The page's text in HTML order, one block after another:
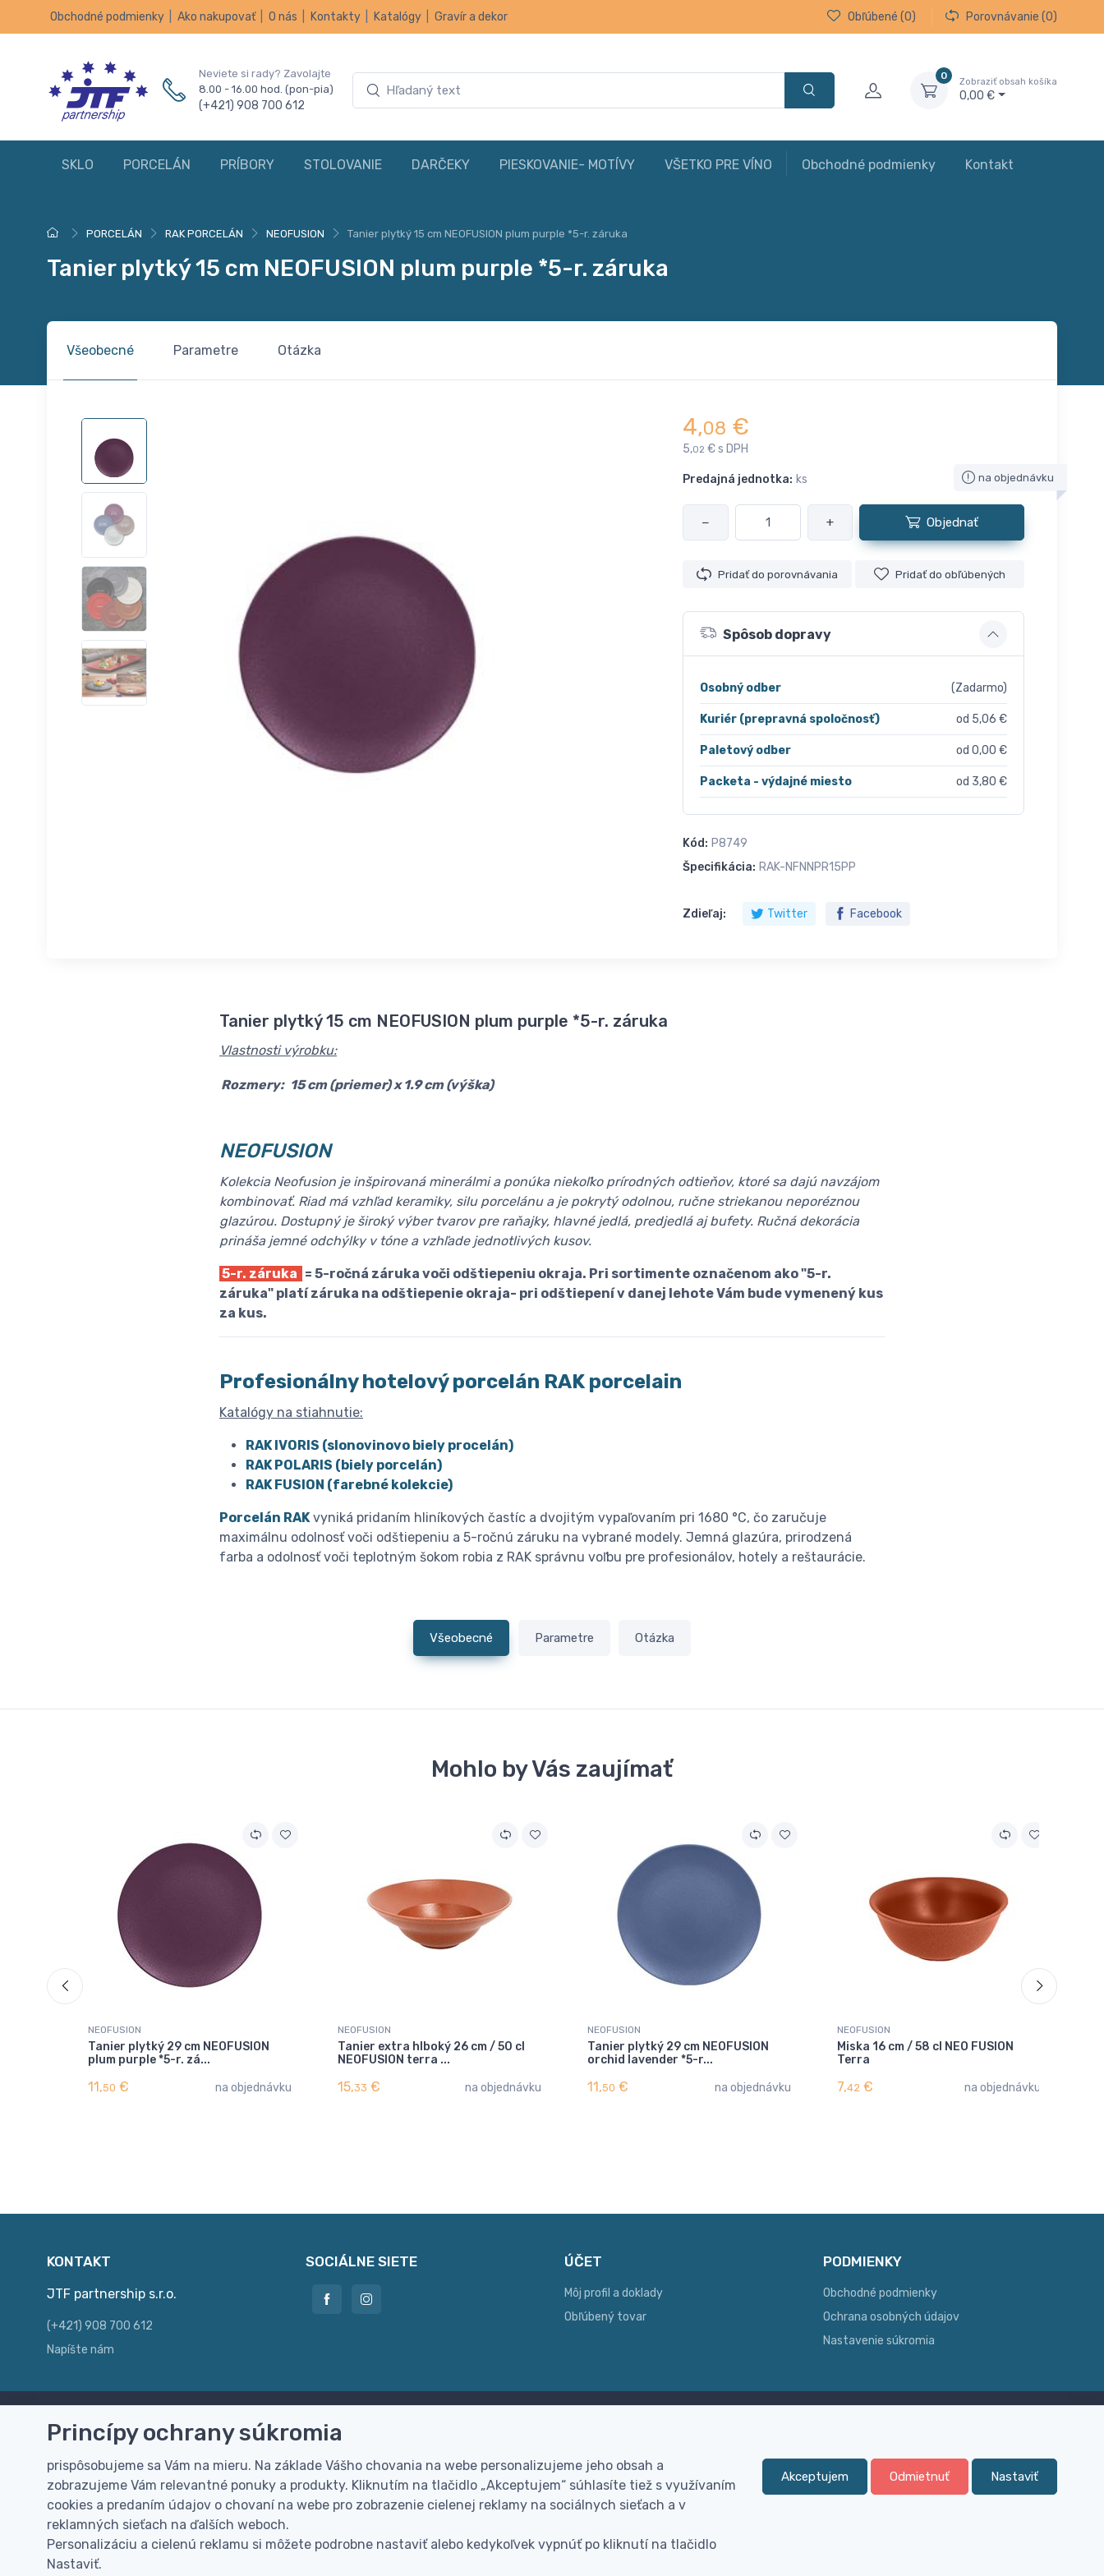
Obchodné podmienky Ako nakupovať O nás Kontakty Katalógy Gravír a dekor Obľúbené (0) Porovnávanie (0)
Neviete si rady? Zavolajte
8.00 - 16.00 hod. (pon-pia)
(+421) 908 700 612
0
Zobraziť obsah košíka
0,00 €
SKLO PORCELÁN PRÍBORY STOLOVANIE DARČEKY PIESKOVANIE- MOTÍVY VŠETKO PRE VÍNO Obchodné podmienky Kontakt
PORCELÁN RAK PORCELÁN NEOFUSION Tanier plytký 15 cm NEOFUSION plum purple *5-r. záruka
Tanier plytký 15 cm NEOFUSION plum purple *5-r. záruka
Všeobecné Parametre Otázka
4,08 €
5,02 € s DPH
Predajná jednotka: ks na objednávku
− + Objednať
Pridať do porovnávania Pridať do obľúbených
Spôsob dopravy
Osobný odber (Zadarmo)
Kuriér (prepravná spoločnosť) od 5,06 €
Paletový odber od 0,00 €
Packeta - výdajné miesto od 3,80 €
Kód: P8749
Špecifikácia: RAK-NFNNPR15PP
Zdieľaj: Twitter Facebook
Tanier plytký 15 cm NEOFUSION plum purple *5-r. záruka
Vlastnosti výrobku:
Rozmery: 15 cm (priemer) x 1.9 cm (výška)
NEOFUSION
Kolekcia Neofusion je inšpirovaná minerálmi a ponúka niekoľko prírodných odtieňov, ktoré sa dajú navzájom
kombinovať. Riad má vzhľad keramiky, silu porcelánu a je pokrytý odolnou, ručne striekanou neporéznou
glazúrou. Dostupný je široký výber tvarov pre raňajky, hlavné jedlá, predjedlá aj bufety. Ručná dekorácia
prináša jemné odchýlky v tóne a vzhľade jednotlivých kusov.
5-r. záruka = 5-ročná záruka voči odštiepeniu okraja. Pri sortimente označenom ako "5-r.
záruka" platí záruka na odštiepenie okraja- pri odštiepení v danej lehote Vám bude vymenený kus
za kus.
Profesionálny hotelový porcelán RAK porcelain
Katalógy na stiahnutie:
RAK IVORIS (slonovinovo biely procelán)
RAK POLARIS (biely porcelán)
RAK FUSION (farebné kolekcie)
Porcelán RAKvyniká pridaním hliníkových častíc a dvojitým vypaľovaním pri 1680 °C, čo zaručuje
maximálnu odolnosť voči odštiepeniu a 5-ročnú záruku na vybrané modely. Jemná glazúra, prirodzená
farba a odolnosť voči teplotným šokom robia z RAK správnu voľbu pre profesionálov, hotely a reštaurácie.
Všeobecné Parametre Otázka
Mohlo by Vás zaujímať
NEOFUSION
Tanier plytký 29 cm NEOFUSION
plum purple *5-r. zá...
11,50 € na objednávku
NEOFUSION
Tanier extra hlboký 26 cm / 50 cl
NEOFUSION terra ...
15,33 € na objednávku
NEOFUSION
Tanier plytký 29 cm NEOFUSION
orchid lavender *5-r...
11,50 € na objednávku
NEOFUSION
Miska 16 cm / 58 cl NEO FUSION
Terra
7,42 € na objednávku
KONTAKT
JTF partnership s.r.o.
(+421) 908 700 612
Napíšte nám
SOCIÁLNE SIETE ÚČET
Môj profil a doklady
Obľúbený tovar
PODMIENKY
Obchodné podmienky
Ochrana osobných údajov
Nastavenie súkromia
Doprava zdarma
100 EUR (bez DPH)
prevodom alebo na dobierku
Vyrobíme Vám vlastný originálny
darček
Široký sortiment, z ktorého Vám
pomôžeme vybrať
Princípy ochrany súkromia
prispôsobujeme sa Vám na mieru. Na základe Vášho chovania na webe personalizujeme jeho obsah a
zobrazujeme Vám relevantné ponuky a produkty. Kliknutím na tlačidlo „Akceptujem“ súhlasíte tiež s využívaním
cookies a predaním údajov o chovaní na webe pro zobrazenie cielenej reklamy na sociálnych sieťach a v
reklamných sieťach na ďalších weboch.
Personalizáciu a cielenú reklamu si môžete podrobne nastaviť alebo kedykoľvek vypnúť po kliknutí na tlačidlo
Nastaviť.
Akceptujem Odmietnuť Nastaviť